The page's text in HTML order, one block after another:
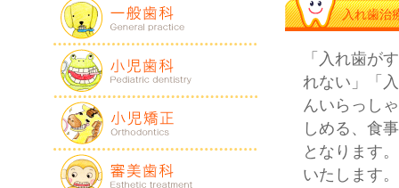
入れ歯治
「入れ歯が
れない」「
んいらっし
しめる、食
となります
いたします。